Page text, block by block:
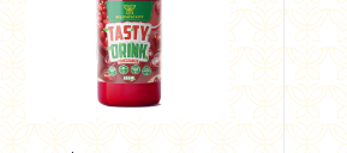
جنيه
أضف للسلة